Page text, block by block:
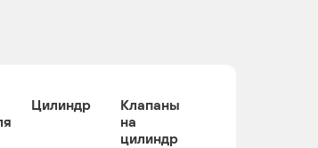
Цилиндр
Клапаны
на
цилиндр